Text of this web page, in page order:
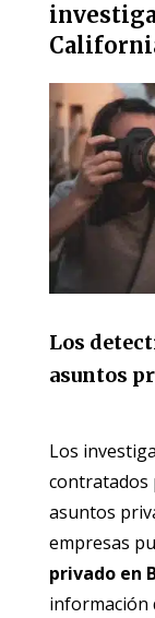
Los
asuntos
Los
contratados
asuntos
empresas
privado en
información